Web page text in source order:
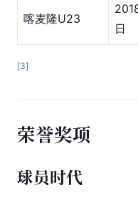
喀麦隆U23
日
[3]
荣誉奖项
球员时代